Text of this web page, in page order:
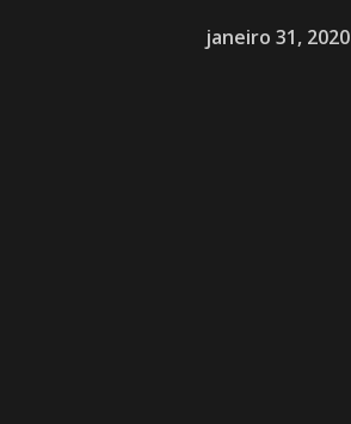
janeiro 31, 2020